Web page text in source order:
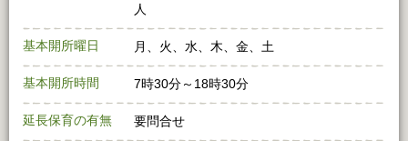
人
基本開所曜日 月、火、水、木、金、土
基本開所時間 7時30分～18時30分
延長保育の有無 要問合せ